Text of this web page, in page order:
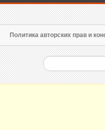
Политика авторских прав и